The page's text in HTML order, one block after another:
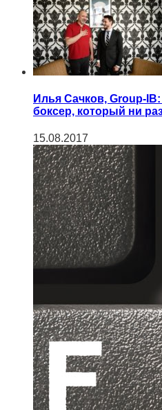
Илья Сачков, Group-
боксер, который ни
15.08.2017